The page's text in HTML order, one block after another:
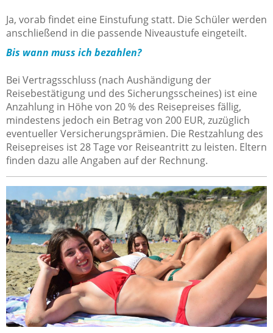
Ja, vorab findet eine Einstufung statt. Die Schüler werden
anschließend in die passende Niveaustufe eingeteilt.
Bis wann muss ich bezahlen?
Bei Vertragsschluss (nach Aushändigung der
Reisebestätigung und des Sicherungsscheines) ist eine
Anzahlung in Höhe von 20 % des Reisepreises fällig,
mindestens jedoch ein Betrag von 200 EUR, zuzüglich
eventueller Versicherungsprämien. Die Restzahlung des
Reisepreises ist 28 Tage vor Reiseantritt zu leisten. Eltern
finden dazu alle Angaben auf der Rechnung.